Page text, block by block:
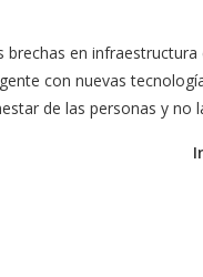
en
con nuevas
de las personas y no